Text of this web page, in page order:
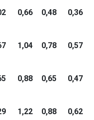
0,66 0,48 0,36
1,04 0,78 0,57
0,88 0,65 0,47
1,22 0,88 0,62